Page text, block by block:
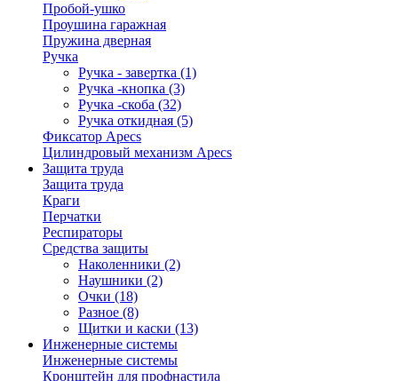
Пробой-ушко
Проушина гаражная
Пружина дверная
Ручка
Ручка - завертка (1)
Ручка -кнопка (3)
Ручка -скоба (32)
Ручка откидная (5)
Фиксатор Apecs
Цилиндровый механизм Apecs
Защита труда
Защита труда
Краги
Перчатки
Респираторы
Средства защиты
Наколенники (2)
Наушники (2)
Очки (18)
Разное (8)
Щитки и каски (13)
Инженерные системы
Инженерные системы
Кронштейн для профнастила